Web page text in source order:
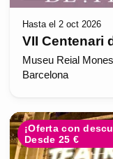
Hasta el 2 oct 2026
VII Centenari
Museu Reial
Barcelona
¡Oferta con
Desde 25 €